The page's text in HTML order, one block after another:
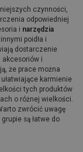
czynności,
odpowiedniej
i narzędzia
poidła i
dostarczenie
akcesoriów i
że prace można
ułatwiające karmienie
tych produktów
o różnej wielkości.
zwrócić uwagę
są łatwe do